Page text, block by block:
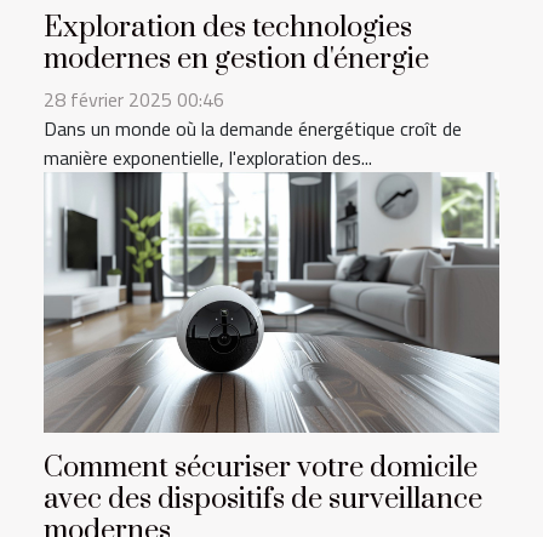
Exploration des technologies
modernes en gestion d'énergie
28 février 2025 00:46
Dans un monde où la demande énergétique croît de
manière exponentielle, l'exploration des...
Comment sécuriser votre domicile
avec des dispositifs de surveillance